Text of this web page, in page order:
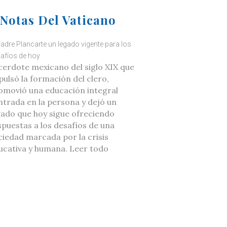
Notas Del Vaticano
Plancarte un legado vigente para los
de hoy
mexicano del siglo XIX que
la formación del clero,
una educación integral
en la persona y dejó un
que hoy sigue ofreciendo
a los desafíos de una
marcada por la crisis
y humana. Leer todo